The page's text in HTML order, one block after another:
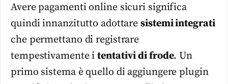
Avere pagamenti online sicuri significa
quindi innanzitutto adottaresistemi integrati
che permettano di registrare
tempestivamente itentativi di frode. Un
primo sistema è quello di aggiungere plugin